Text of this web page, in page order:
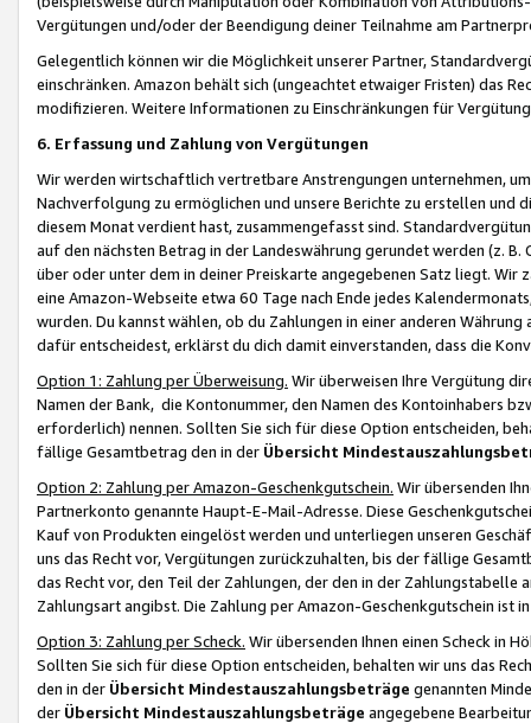
Vergütungen und/oder der Beendigung deiner Teilnahme am
Gelegentlich können wir die Möglichkeit unserer Partner,
einschränken. Amazon behält sich (ungeachtet etwaiger Fristen) das
modifizieren. Weitere Informationen zu Einschränkungen für
6. Erfassung und Zahlung von Vergütungen
Wir werden wirtschaftlich vertretbare Anstrengungen unternehmen,
Nachverfolgung zu ermöglichen und unsere Berichte zu erstellen und
diesem Monat verdient hast, zusammengefasst sind.
auf den nächsten Betrag in der Landeswährung gerundet werden (z.
über oder unter dem in deiner Preiskarte angegebenen Satz liegt.
eine Amazon-Webseite etwa 60 Tage nach Ende jedes
wurden. Du kannst wählen, ob du Zahlungen in einer anderen
dafür entscheidest, erklärst du dich damit einverstanden, dass die
Option 1: Zahlung per Überweisung. Wir überweisen Ihre Vergütung
Namen der Bank, die Kontonummer, den Namen des Kontoinhabers
erforderlich) nennen. Sollten Sie sich für diese Option entscheiden,
fällige Gesamtbetrag den in der Übersicht
Option 2: Zahlung per Amazon-Geschenkgutschein. Wir übersenden
Partnerkonto genannte Haupt-E-Mail-Adresse. Diese
Kauf von Produkten eingelöst werden und unterliegen unseren
uns das Recht vor, Vergütungen zurückzuhalten, bis der fällige
das Recht vor, den Teil der Zahlungen, der den in der
Zahlungsart angibst. Die Zahlung per Amazon-Geschenkgutschein ist
Option 3: Zahlung per Scheck. Wir übersenden Ihnen einen Scheck in
Sollten Sie sich für diese Option entscheiden, behalten wir uns das
den in der Übersicht Mindestauszahlungsbeträge genannten
der Übersicht Mindestauszahlungsbeträge angegebene